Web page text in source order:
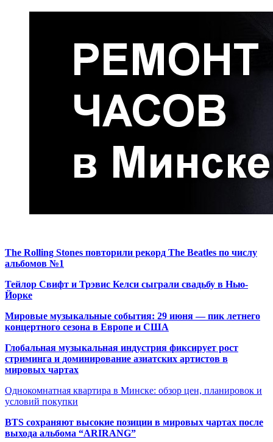
The Rolling Stones повторили рекорд The Beatles по числу
альбомов №1
Тейлор Свифт и Трэвис Келси сыграли свадьбу в Нью-
Йорке
Мировые музыкальные события: 29 июня — пик летнего
концертного сезона в Европе и США
Глобальная музыкальная индустрия фиксирует рост
стриминга и доминирование азиатских артистов в
мировых чартах
Однокомнатная квартира в Минске: обзор цен, планировок и
условий покупки
BTS сохраняют высокие позиции в мировых чартах после
выхода альбома “ARIRANG”